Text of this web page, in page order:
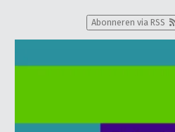
Abonneren via RSS